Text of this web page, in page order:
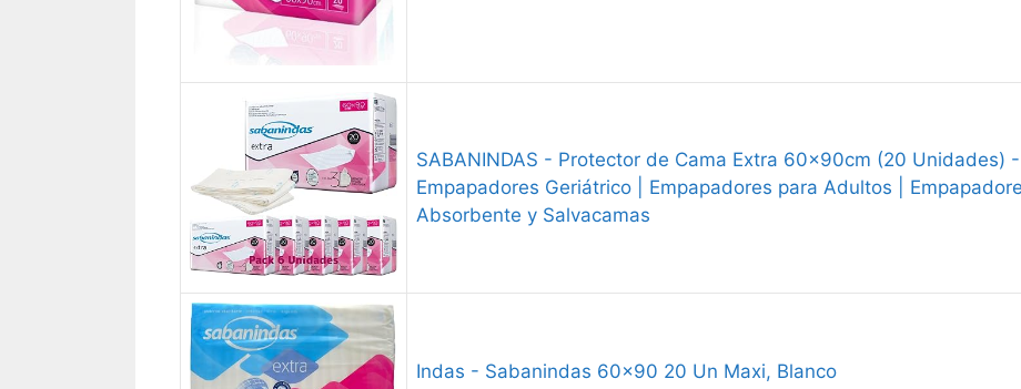
SABANINDAS - Protector de Cama Extra 60x90cm (20 Unidades) -
Empapadores Geriátrico | Empapadores para Adultos |
Absorbente y Salvacamas
Indas - Sabanindas 60x90 20 Un Maxi, Blanco